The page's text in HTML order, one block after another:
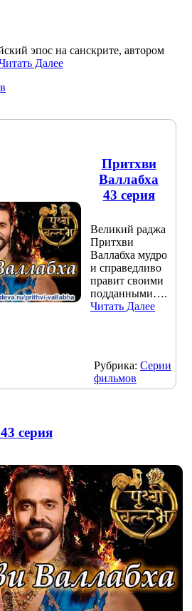
эпос на санскрите, автором
Далее
Притхви
Валлабха
43 серия
Великий раджа
Притхви
Валлабха мудро
и справедливо
правит своими
подданными….
Читать Далее
Рубрика: Серии
фильмов
серия